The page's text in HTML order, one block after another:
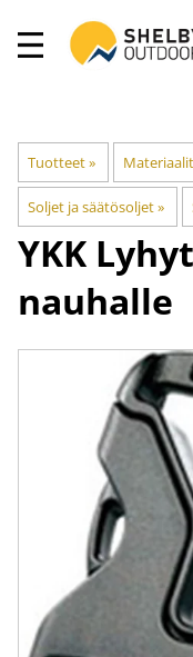
Tuotteet‪»
Soljet ja säätösoljet‪»
YKK
nauhalle